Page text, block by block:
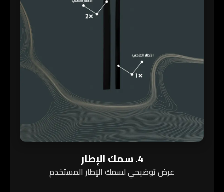
4. سمك الإطار
عرض توضيحي لسمك الإطار المستخدم